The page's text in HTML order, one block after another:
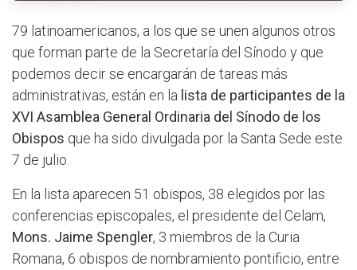
79 latinoamericanos, a los que se unen algunos otros
que forman parte de la Secretaría del Sínodo y que
podemos decir se encargarán de tareas más
administrativas, están en la lista de participantes de la
XVI Asamblea General Ordinaria del Sínodo de los
Obispos que ha sido divulgada por la Santa Sede este
7 de julio.
En la lista aparecen 51 obispos, 38 elegidos por las
conferencias episcopales, el presidente del Celam,
Mons. Jaime Spengler, 3 miembros de la Curia
Romana, 6 obispos de nombramiento pontificio, entre